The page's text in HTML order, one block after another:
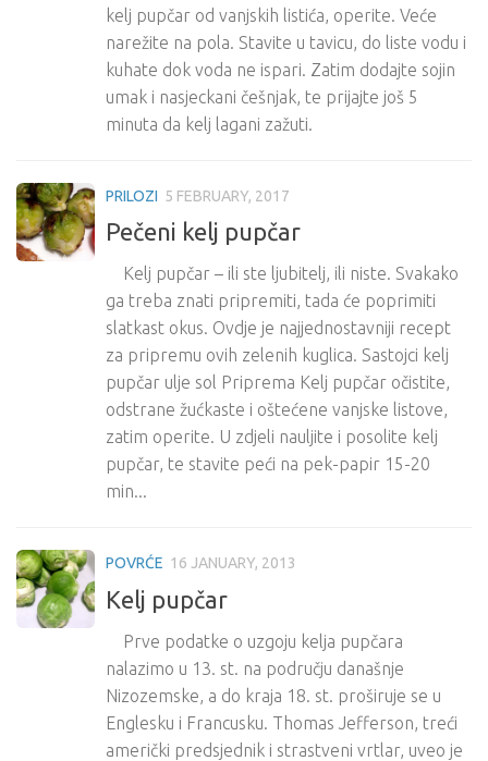
kelj pupčar od vanjskih listića, operite. Veće
narežite na pola. Stavite u tavicu, do liste vodu i
kuhate dok voda ne ispari. Zatim dodajte sojin
umak i nasjeckani češnjak, te prijajte još 5
minuta da kelj lagani zažuti.
PRILOZI 5 FEBRUARY, 2017
Pečeni kelj pupčar
Kelj pupčar – ili ste ljubitelj, ili niste. Svakako
ga treba znati pripremiti, tada će poprimiti
slatkast okus. Ovdje je najjednostavniji recept
za pripremu ovih zelenih kuglica. Sastojci kelj
pupčar ulje sol Priprema Kelj pupčar očistite,
odstrane žućkaste i oštećene vanjske listove,
zatim operite. U zdjeli nauljite i posolite kelj
pupčar, te stavite peći na pek-papir 15-20
min...
POVRĆE 16 JANUARY, 2013
Kelj pupčar
Prve podatke o uzgoju kelja pupčara
nalazimo u 13. st. na području današnje
Nizozemske, a do kraja 18. st. proširuje se u
Englesku i Francusku. Thomas Jefferson, treći
američki predsjednik i strastveni vrtlar, uveo je